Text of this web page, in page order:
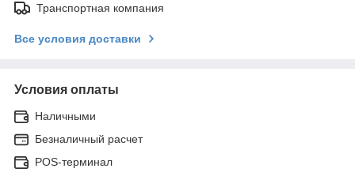
Транспортная компания
Все условия доставки
Условия оплаты
Наличными
Безналичный расчет
POS-терминал